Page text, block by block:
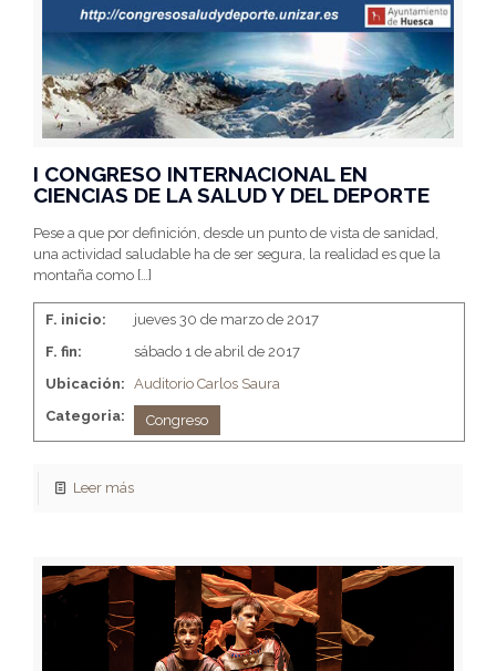
I CONGRESO INTERNACIONAL EN
CIENCIAS DE LA SALUD Y DEL DEPORTE
Pese a que por definición, desde un punto de vista de sanidad,
una actividad saludable ha de ser segura, la realidad es que la
montaña como […]
F. inicio:
jueves 30 de marzo de 2017
F. fin:
sábado 1 de abril de 2017
Ubicación: Auditorio Carlos Saura
Categoria:
Congreso
Leer más